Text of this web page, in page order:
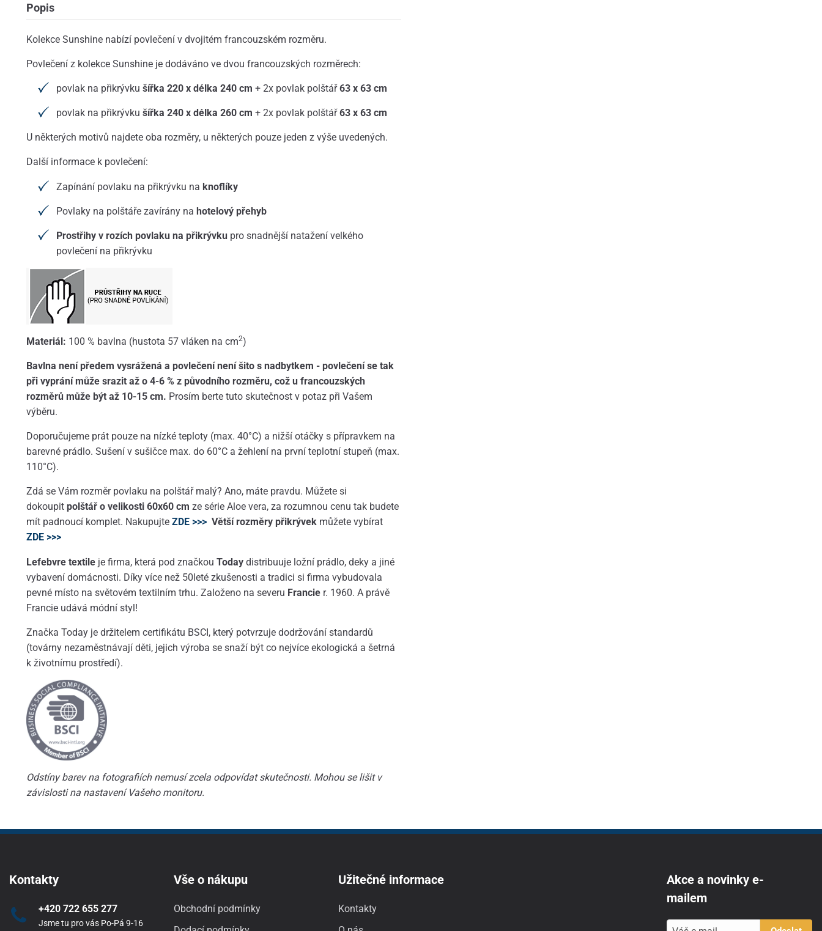
Popis
Kolekce Sunshine nabízí povlečení v dvojitém francouzském rozměru.
Povlečení z kolekce Sunshine je dodáváno ve dvou francouzských rozměrech:
povlak na přikrývku šířka 220 x délka 240 cm + 2x povlak polštář63 x 63 cm
povlak na přikrývku šířka 240 x délka 260 cm + 2x povlak polštář63 x 63 cm
U některých motivů najdete oba rozměry, u některých pouze jeden z výše uvedených.
Další informace k povlečení:
Zapínání povlaku na přikrývku na knoflíky
Povlaky na polštáře zavírány na hotelový přehyb
Prostřihy v rozích povlaku na přikrývkupro snadnější natažení velkého
povlečení na přikrývku
Materiál: 100 % bavlna (hustota 57 vláken na cm2)
Bavlna není předem vysrážená a povlečení není šito s nadbytkem - povlečení se tak
při vyprání může srazit až o 4-6 % z původního rozměru, což u francouzských
rozměrů může být až 10-15 cm. Prosím berte tuto skutečnost v potaz při Vašem
výběru.
Doporučujeme prát pouze na nízké teploty (max. 40°C) a nižší otáčky s přípravkem na
barevné prádlo. Sušení v sušičce max. do 60°C a žehlení na první teplotní stupeň (max.
110°C).
Zdá se Vám rozměr povlaku na polštář malý? Ano, máte pravdu. Můžete si
dokoupit polštář o velikosti 60x60 cm ze série Aloe vera, za rozumnou cenu tak budete
mít padnoucí komplet. Nakupujte ZDE >>> Větší rozměry přikrývekmůžete vybírat
ZDE >>>
Lefebvre textile je firma, která pod značkou Today distribuuje ložní prádlo, deky a jiné
vybavení domácnosti. Díky více než 50leté zkušenosti a tradici si firma vybudovala
pevné místo na světovém textilním trhu. Založeno na severu Francier. 1960. A právě
Francie udává módní styl!
Značka Today je držitelem certifikátu BSCI, který potvrzuje dodržování standardů
(továrny nezaměstnávají děti, jejich výroba se snaží být co nejvíce ekologická a šetrná
k životnímu prostředí).
Odstíny barev na fotografiích nemusí zcela odpovídat skutečnosti. Mohou se lišit v
závislosti na nastavení Vašeho monitoru.
Kontakty
+420 722 655 277
Jsme tu pro vás Po-Pá 9-16
Vše o nákupu
Obchodní podmínky
Užitečné informace
Kontakty
Akce a novinky e-
mailem